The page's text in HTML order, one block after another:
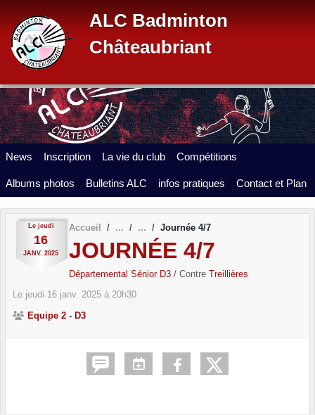
ALC Badminton
Châteaubriant
News Inscription La vie du club Compétitions
Albums photos Bulletins ALC infos pratiques Contact et Plan
Le jeudi
16
JANV. 2025
Accueil Journée 4/7
JOURNÉE 4/7
Départemental Sénior D3 / Contre Treillières
Le jeudi 16 janv. 2025 à 20h30
Equipe 2 - D3